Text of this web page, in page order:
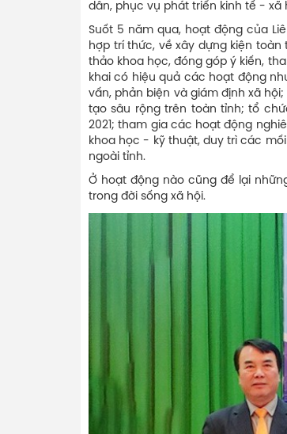
dân, phục vụ phát triển kinh tế - xã
Suốt 5 năm qua, hoạt động của
hợp trí thức, về xây dựng kiện
thảo khoa học, đóng góp ý kiến,
khai có hiệu quả các hoạt động
vấn, phản biện và giám định xã
tạo sâu rộng trên toàn tỉnh; tổ
2021; tham gia các hoạt động
khoa học - kỹ thuật, duy trì các
ngoài tỉnh.
Ở hoạt động nào cũng để lại
trong đời sống xã hội.